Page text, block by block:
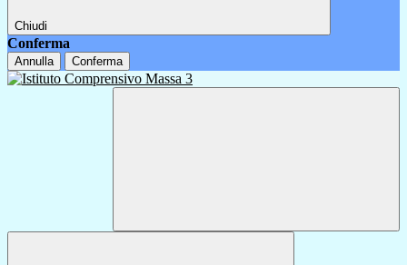
Chiudi
Conferma
Annulla Conferma